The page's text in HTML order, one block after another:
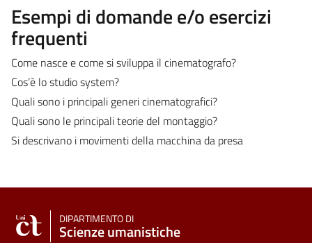
Esempi di domande e/o esercizi
frequenti
Come nasce e come si sviluppa il cinematografo?
Cos’è lo studio system?
Quali sono i principali generi cinematografici?
Quali sono le principali teorie del montaggio?
Si descrivano i movimenti della macchina da presa
DIPARTIMENTO DI
Scienze umanistiche